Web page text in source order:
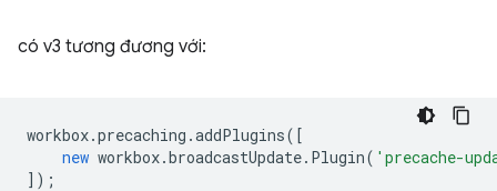
có v3 tương đương với:
workbox.precaching .addPlugins([
new workbox.broadcastUpdate. Plugin( 'precache-
]);